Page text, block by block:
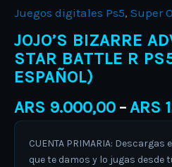
Juegos digitales Ps5, Super
JOJO’S BIZARRE
STAR BATTLE R
ESPAÑOL)
ARS 9.000,00 –ARS
CUENTA PRIMARIA:
que te damos y lo jugas desde